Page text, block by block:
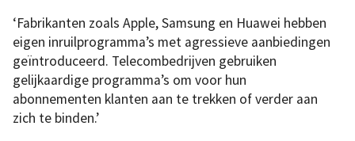
‘Fabrikanten zoals Apple, Samsung en Huawei hebben
eigen inruilprogramma’s met agressieve aanbiedingen
geïntroduceerd. Telecombedrijven gebruiken
gelijkaardige programma’s om voor hun
abonnementen klanten aan te trekken of verder aan
zich te binden.’